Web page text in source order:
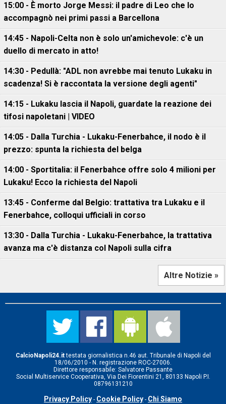
15:00 - È morto Jorge Messi: il padre di Leo che lo
accompagnò nei primi passi a Barcellona
14:45 - Napoli-Celta non è solo un'amichevole: c'è un
duello di mercato in atto!
14:30 - Pedullà: "ADL non avrebbe mai tenuto Lukaku in
scadenza! Si è raccontata la versione degli agenti"
14:15 - Lukaku lascia il Napoli, guardate la reazione dei
tifosi napoletani | VIDEO
14:05 - Dalla Turchia - Lukaku-Fenerbahce, il nodo è il
prezzo: spunta la richiesta del belga
14:00 - Sportitalia: il Fenerbahce offre solo 4 milioni per
Lukaku! Ecco la richiesta del Napoli
13:45 - Conferme dal Belgio: trattativa tra Lukaku e il
Fenerbahce, colloqui ufficiali in corso
13:30 - Dalla Turchia - Lukaku-Fenerbahce, la trattativa
avanza ma c'è distanza col Napoli sulla cifra
Altre Notizie »
CalcioNapoli24.ittestata giornalistica n.46 aut. Tribunale di Napoli del
18/06/2010 - N. registrazione ROC-27006.
Direttore responsabile: Salvatore Passante
Social Multiservice Cooperativa, Via Dei Fiorentini 21, 80133 Napoli P.I.
08796131210
Privacy Policy - Cookie Policy - Chi Siamo